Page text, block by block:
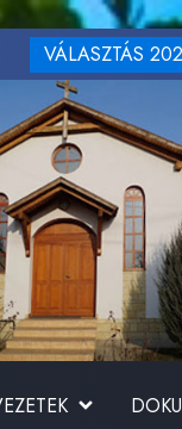
VÁLASZTÁS